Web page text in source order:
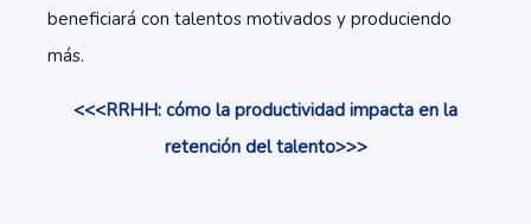
beneficiará con talentos motivados y produciendo
más.
<<<RRHH: cómo la productividad impacta en la
retención del talento>>>